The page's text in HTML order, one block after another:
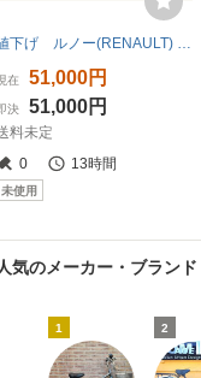
値下げ ルノー(RENAULT) Tangara タイヤ再26×2.0
在 51,000円
決 51,000円
料未定
0
13時間
未使用
人気のメーカー・ブランド
1 2